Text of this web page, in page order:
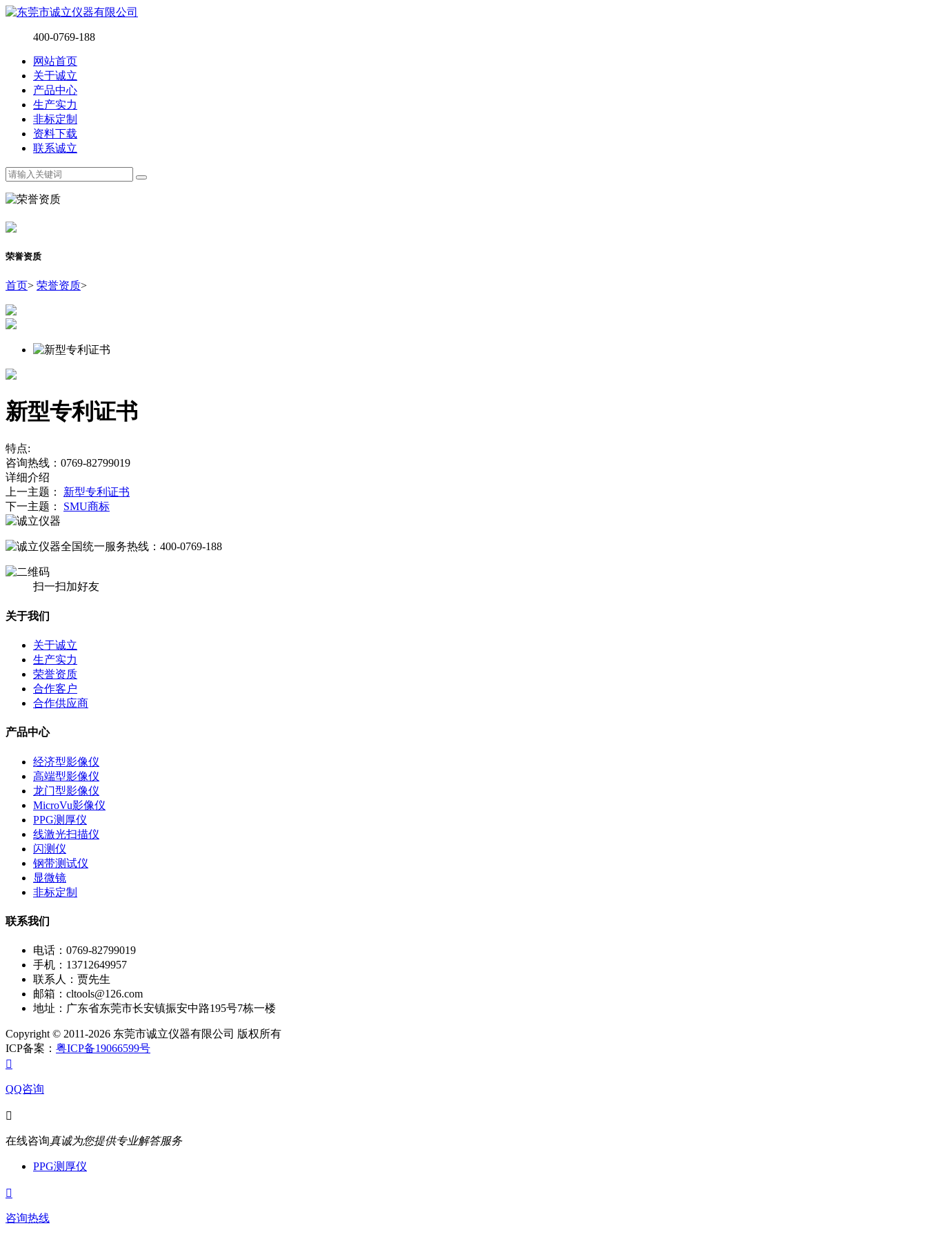
400-0769-188
网站首页
关于诚立
产品中心
生产实力
非标定制
资料下载
联系诚立
荣誉资质
首页> 荣誉资质>
新型专利证书
特点:
咨询热线：0769-82799019
详细介绍
上一主题： 新型专利证书
下一主题： SMU商标
全国统一服务热线： 400-0769-188
扫一扫加好友
关于我们
关于诚立
生产实力
荣誉资质
合作客户
合作供应商
产品中心
经济型影像仪
高端型影像仪
龙门型影像仪
MicroVu影像仪
PPG测厚仪
线激光扫描仪
闪测仪
钢带测试仪
显微镜
非标定制
联系我们
电话：0769-82799019
手机：13712649957
联系人：贾先生
邮箱：cltools@126.com
地址：广东省东莞市长安镇振安中路195号7栋一楼
Copyright © 2011-2026 东莞市诚立仪器有限公司 版权所有
ICP备案： 粤ICP备19066599号

QQ咨询

在线咨询真诚为您提供专业解答服务
PPG测厚仪

咨询热线